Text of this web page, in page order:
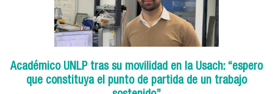
Académico UNLP tras su movilidad en la Usach: “espero
que constituya el punto de partida de un trabajo